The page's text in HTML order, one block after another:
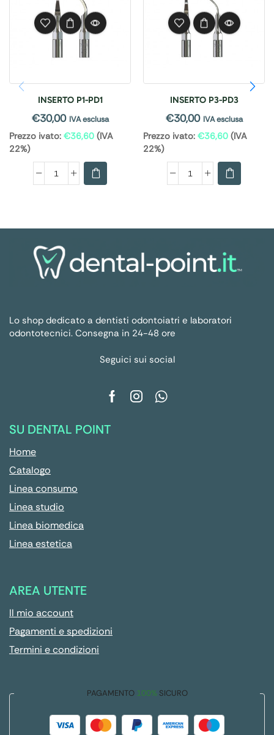
INSERTO P1-PD1
€30,00 IVA esclusa
Prezzo ivato: €36,60 (IVA
22%)
INSERTO P3-PD3
€30,00 IVA esclusa
Prezzo ivato: €36,60 (IVA
22%)
Lo shop dedicato a dentisti odontoiatri e laboratori
odontotecnici. Consegna in 24-48 ore
Seguici sui social
SU DENTAL POINT
Home
Catalogo
Linea consumo
Linea studio
Linea biomedica
Linea estetica
AREA UTENTE
Il mio account
Pagamenti e spedizioni
Termini e condizioni
PAGAMENTO 100% SICURO